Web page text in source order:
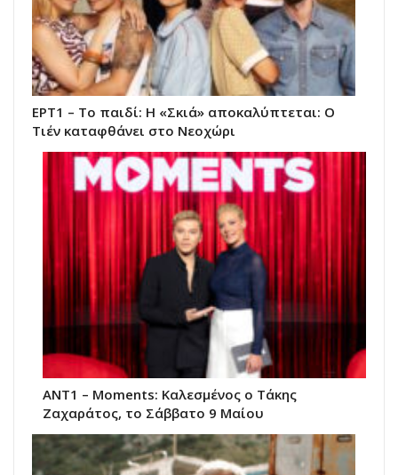
ΕΡΤ1 – Το παιδί: Η «Σκιά» αποκαλύπτεται: Ο
Τιέν καταφθάνει στο Νεοχώρι
ΑΝΤ1 – Moments: Καλεσμένος ο Τάκης
Ζαχαράτος, το Σάββατο 9 Μαίου